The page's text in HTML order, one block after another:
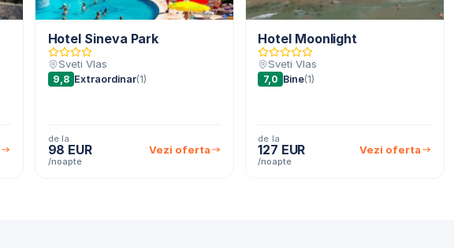
Hotel Sineva Park
Sveti Vlas
9,8 Extraordinar(1)
de la
98 EUR
/noapte
Vezi oferta
Hotel Moonlight
Sveti Vlas
7,0 Bine(1)
de la
127 EUR
/noapte
Vezi oferta